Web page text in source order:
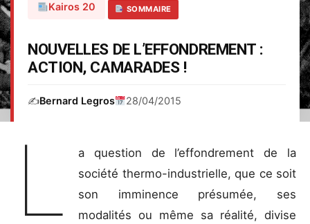
Kairos 20 SOMMAIRE
NOUVELLES DE L’EFFONDREMENT :
ACTION, CAMARADES !
✍️Bernard Legros 28/04/2015
L
a question de l’effondrement de la
société thermo-industrielle, que ce soit
son imminence présumée, ses
modalités ou même sa réalité, divise